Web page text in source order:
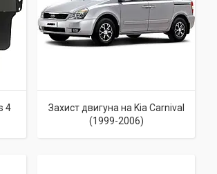
4
Захист двигуна на Kia Carnival
(1999-2006)